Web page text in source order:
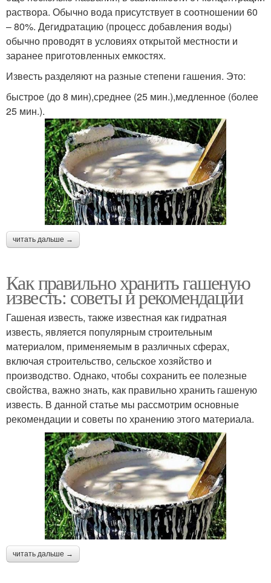
раствора. Обычно вода присутствует в соотношении 60
– 80%. Дегидратацию (процесс добавления воды)
обычно проводят в условиях открытой местности и
заранее приготовленных емкостях.
Известь разделяют на разные степени гашения. Это:
быстрое (до 8 мин),среднее (25 мин.),медленное (более
25 мин.).
читать дальше →
Как правильно хранить гашеную
известь: советы и рекомендации
Гашеная известь, также известная как гидратная
известь, является популярным строительным
материалом, применяемым в различных сферах,
включая строительство, сельское хозяйство и
производство. Однако, чтобы сохранить ее полезные
свойства, важно знать, как правильно хранить гашеную
известь. В данной статье мы рассмотрим основные
рекомендации и советы по хранению этого материала.
читать дальше →